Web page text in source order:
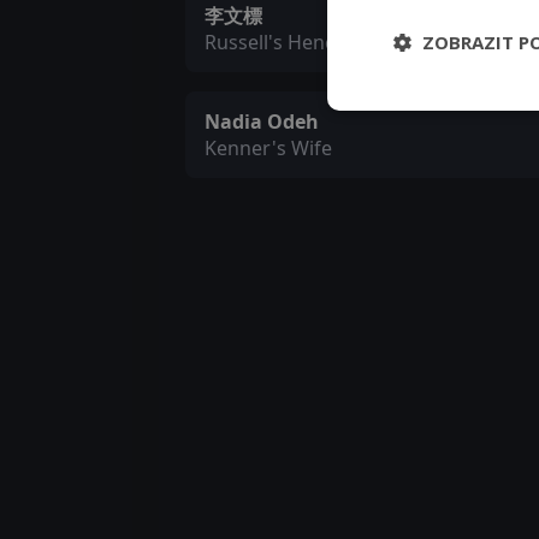
李文標
Russell's Henchman
Nadia Odeh
Kenner's Wife
ZOBRAZIT